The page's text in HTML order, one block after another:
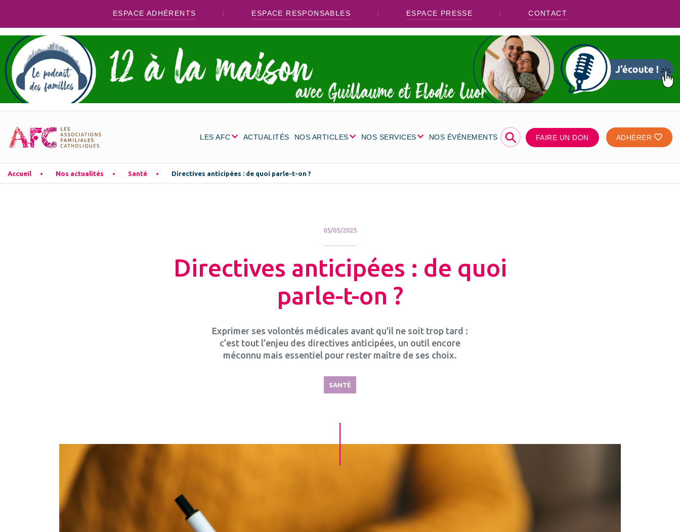
ESPACE ADHÉRENTS ESPACE RESPONSABLES ESPACE PRESSE CONTACT
LES AFC ACTUALITÉS NOS ARTICLES NOS SERVICES NOS ÉVÉNEMENTS ⚲ FAIRE UN DON ADHÉRER
Accueil Nos actualités Santé Directives anticipées : de quoi parle-t-on ?
05/05/2025
Directives anticipées : de quoi
parle-t-on ?
Exprimer ses volontés médicales avant qu’il ne soit trop tard :
c’est tout l’enjeu des directives anticipées, un outil encore
méconnu mais essentiel pour rester maître de ses choix.
SANTÉ